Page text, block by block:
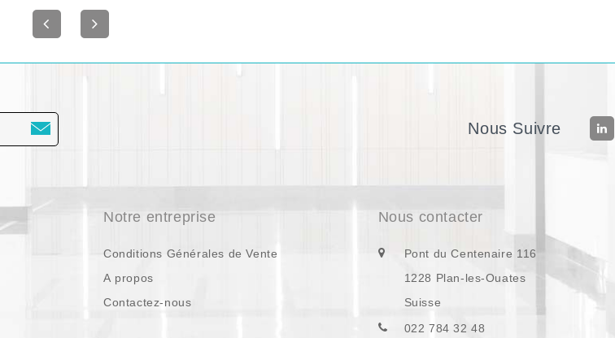
Nous Suivre
Notre entreprise
Conditions Générales de Vente
A propos
Contactez-nous
Nous contacter
Pont du Centenaire 116
1228 Plan-les-Ouates
Suisse
022 784 32 48